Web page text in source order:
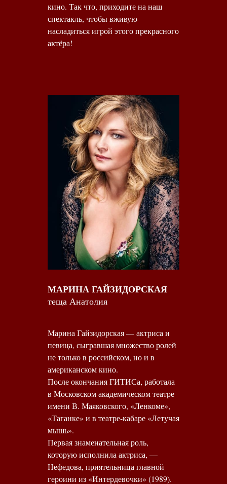
кино. Так что, приходите на наш
спектакль, чтобы вживую
насладиться игрой этого прекрасного
актёра!
МАРИНА ГАЙЗИДОРСКАЯ
теща Анатолия
Марина Гайзидорская — актриса и
певица, сыгравшая множество ролей
не только в российском, но и в
американском кино.
После окончания ГИТИСа, работала
в Московском академическом театре
имени В. Маяковского, «Ленкоме»,
«Таганке» и в театре-кабаре «Летучая
мышь».
Первая знаменательная роль,
которую исполнила актриса, —
Нефедова, приятельница главной
героини из «Интердевочки» (1989).